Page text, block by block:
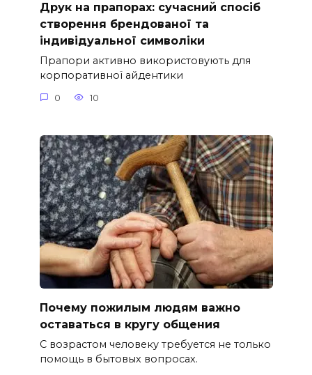
Друк на прапорах: сучасний спосіб
створення брендованої та
індивідуальної символіки
Прапори активно використовують для
корпоративної айдентики
0 10
Почему пожилым людям важно
оставаться в кругу общения
С возрастом человеку требуется не только
помощь в бытовых вопросах.